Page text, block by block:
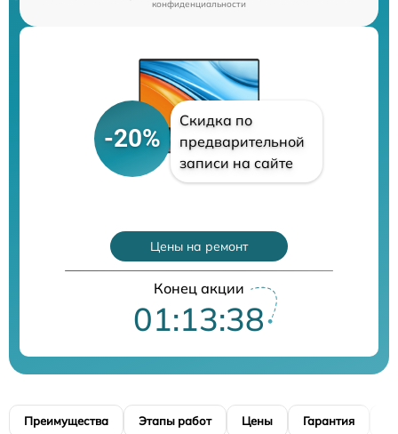
конфиденциальности
-20%
Скидка по
предварительной
записи на сайте
Цены на ремонт
Конец акции
01:13:37
Преимущества Этапы работ Цены Гарантия